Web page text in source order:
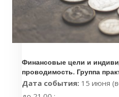
Финансовые цели и
проводимость. Группа
Дата события: 15 июня